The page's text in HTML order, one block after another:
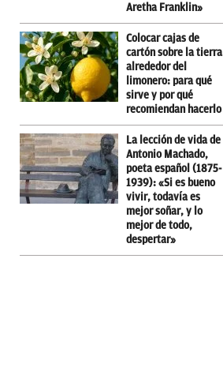
Aretha Franklin»
Colocar cajas de
cartón sobre la tierra
alrededor del
limonero: para qué
sirve y por qué
recomiendan hacerlo
La lección de vida de
Antonio Machado,
poeta español (1875-
1939): «Si es bueno
vivir, todavía es
mejor soñar, y lo
mejor de todo,
despertar»